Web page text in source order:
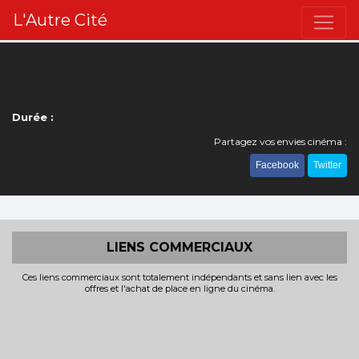
L'Autre Cité
Durée :
Partagez vos envies cinéma :
Facebook Twitter
LIENS COMMERCIAUX
Ces liens commerciaux sont totalement indépendants et sans lien avec les
offres et l'achat de place en ligne du cinéma.